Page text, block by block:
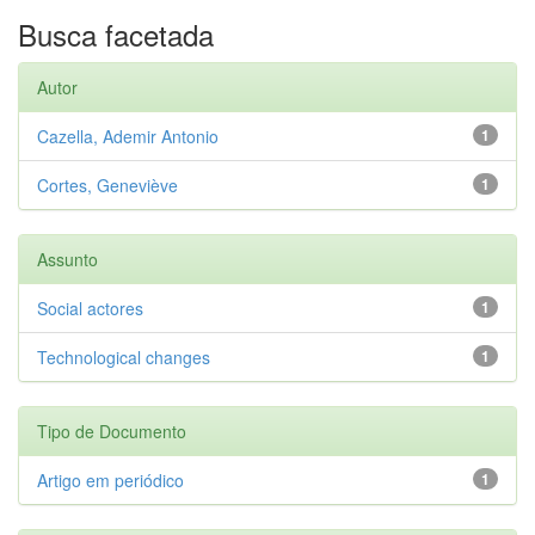
Busca facetada
Autor
1
Cazella, Ademir Antonio
1
Cortes, Geneviève
Assunto
1
Social actores
1
Technological changes
Tipo de Documento
1
Artigo em periódico